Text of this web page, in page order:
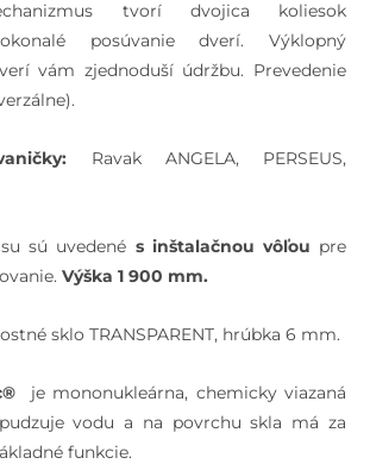
tvorí dvojica koliesok
posúvanie dverí. Výklopný
vám zjednoduší údržbu. Prevedenie
Ravak ANGELA, PERSEUS,
sú uvedené s inštalačnou vôľou pre
Výška 1 900 mm.
sklo TRANSPARENT, hrúbka 6 mm.
je mononukleárna, chemicky viazaná
vodu a na povrchu skla má za
funkcie.